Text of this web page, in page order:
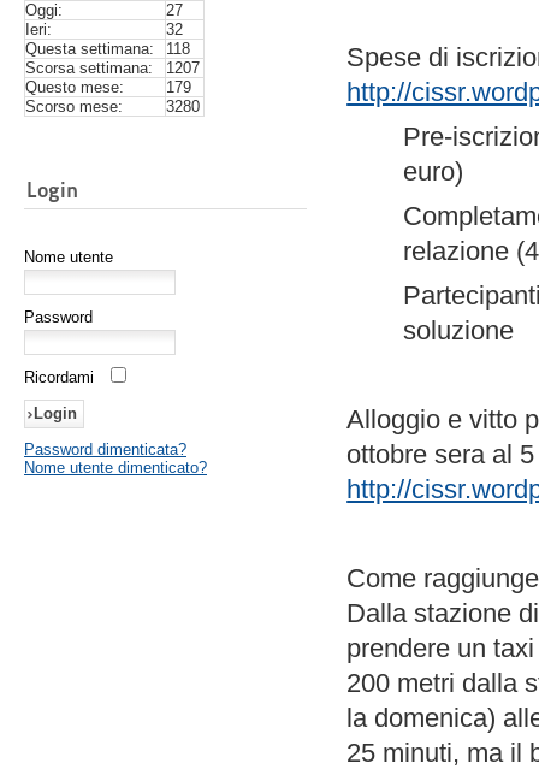
Oggi:
27
Ieri:
32
Questa settimana:
118
Scorsa settimana:
1207
Questo mese:
179
Scorso mese:
3280
Login
Nome utente
Password
Ricordami
Password dimenticata?
Nome utente dimenticato?
Spese di
http://
Pre-
euro)
relazione
soluzione
Alloggio e vitto
ottobre sera al
http://
Come
Dalla stazione
prendere un
200 metri dalla
la domenica)
25 minuti, ma il